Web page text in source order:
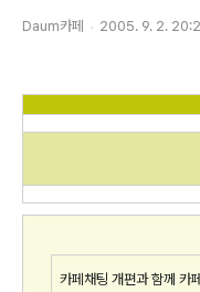
Daum카페 2005. 9. 2.
카페채팅 개편과 함께 카